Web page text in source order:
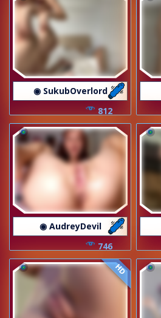
◉ SukubOverlord
812
◉ AudreyDevil
746
HD